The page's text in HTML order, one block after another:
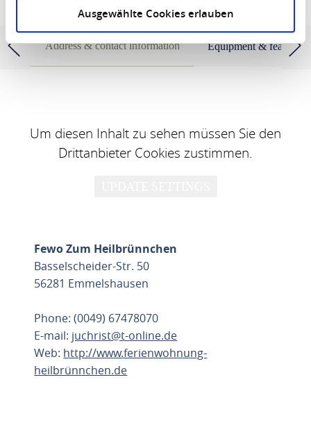
Ausgewählte Cookies erlauben
Fewo Zum Heilbrünnchen
Address & contact information Equipment & features
Um diesen Inhalt zu sehen müssen Sie den
Drittanbieter Cookies zustimmen.
Fewo Zum Heilbrünnchen
Basselscheider-Str. 50
56281 Emmelshausen
Phone: (0049) 67478070
E-mail: juchrist@t-online.de
Web: http://www.ferienwohnung-
heilbrünnchen.de